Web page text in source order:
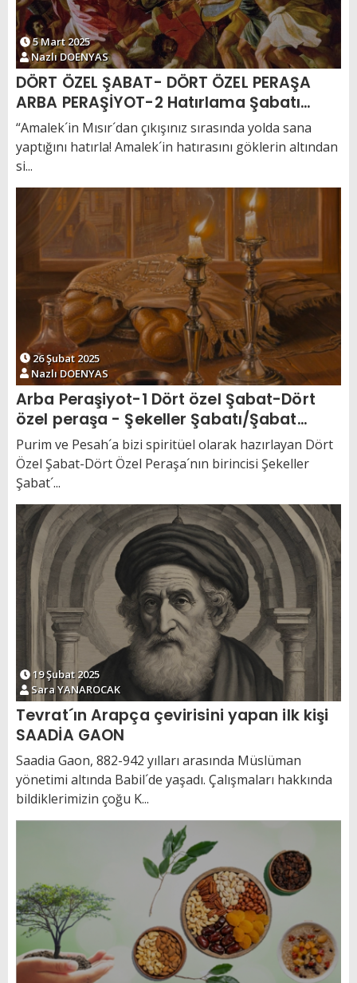
5 Mart 2025
Nazlı DOENYAS
DÖRT ÖZEL ŞABAT- DÖRT ÖZEL PERAŞA
ARBA PERAŞİYOT-2 Hatırlama Şabatı
Şabat Zahor
“Amalek´in Mısır´dan çıkışınız sırasında yolda sana
yaptığını hatırla! Amalek´in hatırasını göklerin altından
si...
26 Şubat 2025
Nazlı DOENYAS
Arba Peraşiyot-1 Dört özel Şabat-Dört
özel peraşa - Şekeller Şabatı/Şabat
Şekalim
Purim ve Pesah´a bizi spiritüel olarak hazırlayan Dört
Özel Şabat-Dört Özel Peraşa´nın birincisi Şekeller
Şabat´...
19 Şubat 2025
Sara YANAROCAK
Tevrat´ın Arapça çevirisini yapan ilk kişi
SAADİA GAON
Saadia Gaon, 882-942 yılları arasında Müslüman
yönetimi altında Babil´de yaşadı. Çalışmaları hakkında
bildiklerimizin çoğu K...